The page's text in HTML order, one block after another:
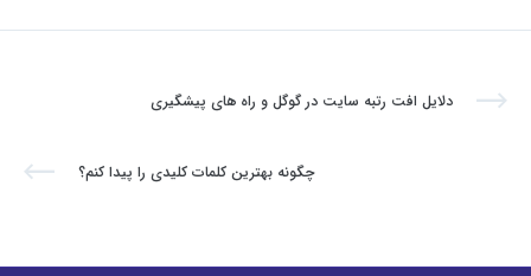
دلایل افت رتبه سایت در گوگل و راه های پیشگیری
چگونه بهترین کلمات کلیدی را پیدا کنم؟